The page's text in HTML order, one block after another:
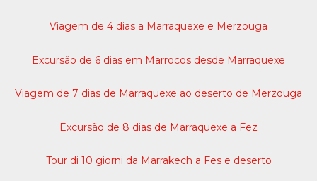
Viagem de 4 dias a Marraquexe e Merzouga
Excursão de 6 dias em Marrocos desde Marraquexe
Viagem de 7 dias de Marraquexe ao deserto de Merzouga
Excursão de 8 dias de Marraquexe a Fez
Tour di 10 giorni da Marrakech a Fes e deserto